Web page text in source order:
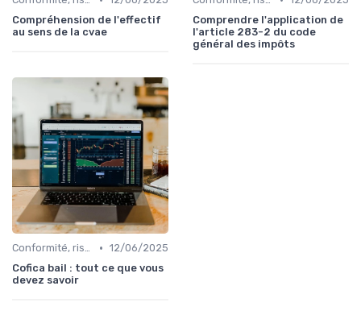
Compréhension de l'effectif
au sens de la cvae
Comprendre l'application de
l'article 283-2 du code
général des impôts
Conformité, risques & réglementation • 12/06/2025
Cofica bail : tout ce que vous
devez savoir